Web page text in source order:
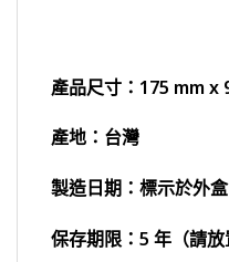
產品尺寸：175 mm x
產地：台灣
製造日期：標示於外盒
保存期限：5 年（請放